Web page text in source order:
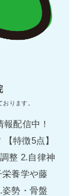
ります。
配信中！
特徴5点】
整 2.自律神
養学や藤
勢・骨盤